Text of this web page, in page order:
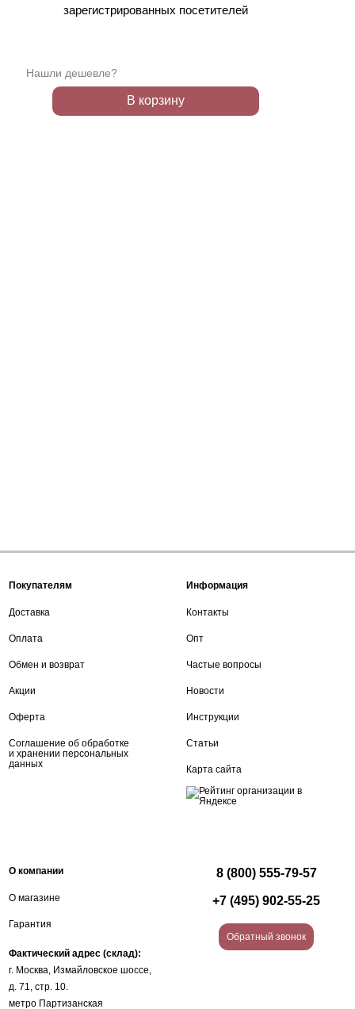
зарегистрированных посетителей
Нашли дешевле?
В корзину
Покупателям
Доставка
Оплата
Обмен и возврат
Акции
Оферта
Соглашение об обработке
и хранении персональных
данных
Информация
Контакты
Опт
Частые вопросы
Новости
Инструкции
Статьи
Карта сайта
О компании
О магазине
Гарантия
Фактический адрес (склад):
г. Москва, Измайловское шоссе,
д. 71, стр. 10.
метро Партизанская
8 (800) 555-79-57
+7 (495) 902-55-25
Обратный звонок